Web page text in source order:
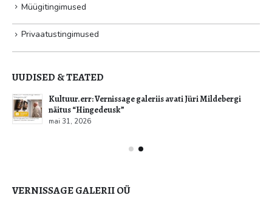
Müügitingimused
Privaatustingimused
UUDISED & TEATED
Kultuur.err: Vernissage galeriis avati Jüri Mildebergi
näitus “Hingedeusk”
mai 31, 2026
VERNISSAGE GALERII OÜ